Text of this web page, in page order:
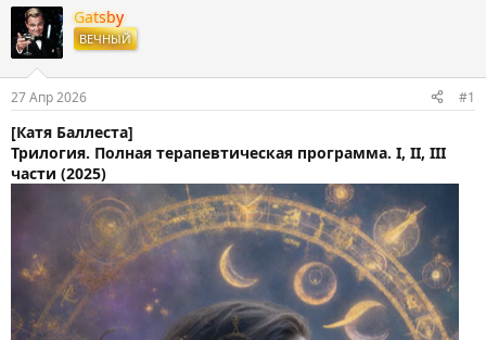
т
о
р
т
е
м
ы
т
а
н
а
л
а
Gatsby
ВЕЧНЫЙ
27 Апр 2026 #1
[Катя Баллеста]
Трилогия. Полная терапевтическая программа. I, II, III
части (2025)